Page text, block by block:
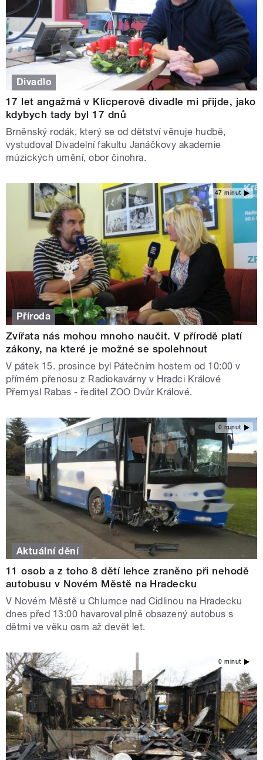
Divadlo
17 let angažmá v Klicperově divadle mi přijde, jako
kdybych tady byl 17 dnů
Brněnský rodák, který se od dětství věnuje hudbě,
vystudoval Divadelní fakultu Janáčkovy akademie
múzických umění, obor činohra.
47 minut
Příroda
Zvířata nás mohou mnoho naučit. V přírodě platí
zákony, na které je možné se spolehnout
V pátek 15. prosince byl Pátečním hostem od 10:00 v
přímém přenosu z Radiokavárny v Hradci Králové
Přemysl Rabas - ředitel ZOO Dvůr Králové.
0 minut
Aktuální dění
11 osob a z toho 8 dětí lehce zraněno při nehodě
autobusu v Novém Městě na Hradecku
V Novém Městě u Chlumce nad Cidlinou na Hradecku
dnes před 13:00 havaroval plně obsazený autobus s
dětmi ve věku osm až devět let.
0 minut